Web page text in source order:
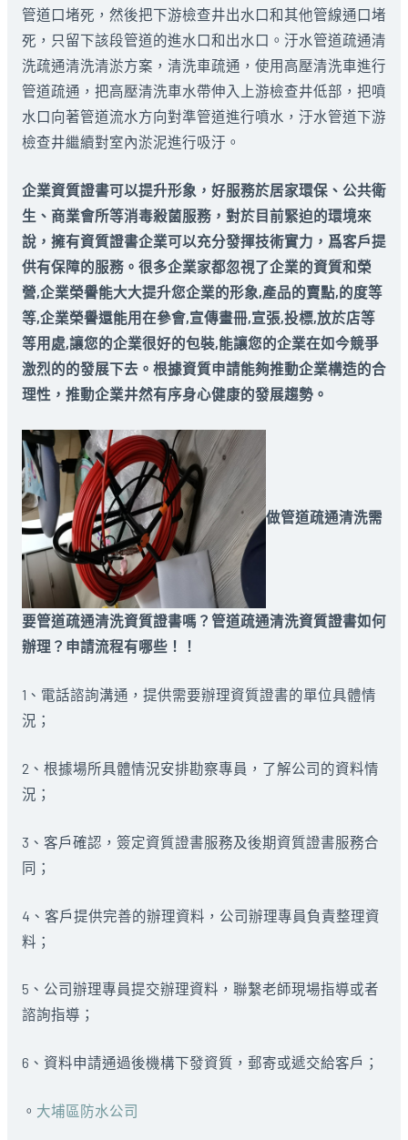
管道口堵死，然後把下游檢查井出水口和其他管線通口堵
死，只留下該段管道的進水口和出水口。汙水管道疏通清
洗疏通清洗清淤方案，清洗車疏通，使用高壓清洗車進行
管道疏通，把高壓清洗車水帶伸入上游檢查井低部，把噴
水口向著管道流水方向對準管道進行噴水，汙水管道下游
檢查井繼續對室內淤泥進行吸汙。
企業資質證書可以提升形象，好服務於居家環保、公共衛
生、商業會所等消毒殺菌服務，對於目前緊迫的環境來
說，擁有資質證書企業可以充分發揮技術實力，爲客戶提
供有保障的服務。很多企業家都忽視了企業的資質和榮
營,企業榮譽能大大提升您企業的形象,產品的賣點,的度等
等,企業榮譽還能用在參會,宣傳畫冊,宣張,投標,放於店等
等用處,讓您的企業很好的包裝,能讓您的企業在如今競爭
激烈的的發展下去。根據資質申請能夠推動企業構造的合
理性，推動企業井然有序身心健康的發展趨勢。
做管道疏通清洗需
要管道疏通清洗資質證書嗎？管道疏通清洗資質證書如何
辦理？申請流程有哪些！！
1、電話諮詢溝通，提供需要辦理資質證書的單位具體情
況；
2、根據場所具體情況安排勘察專員，了解公司的資料情
況；
3、客戶確認，簽定資質證書服務及後期資質證書服務合
同；
4、客戶提供完善的辦理資料，公司辦理專員負責整理資
料；
5、公司辦理專員提交辦理資料，聯繫老師現場指導或者
諮詢指導；
6、資料申請通過後機構下發資質，郵寄或遞交給客戶；
。 大埔區防水公司